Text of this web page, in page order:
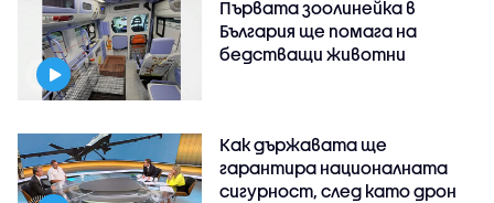
Първата зоолинейка в
България ще помага на
бедстващи животни
Как държавата ще
гарантира националната
сигурност, след като дрон